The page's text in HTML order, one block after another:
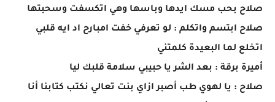
صلاح بحب مسك ايدها وباسها وهي اتكسفت وسحبتها
صلاح ابتسم واتكلم : لو تعرفي خفت امبارح اد ايه قلبي
اتخلع لما البعيدة كلمتني
أميرة برقة : بعد الشر يا حبيبي سلامة قلبك ليا
صلاح : يا لهوي طب أصبر ازاي بنت تعالي نكتب كتابنا أنا